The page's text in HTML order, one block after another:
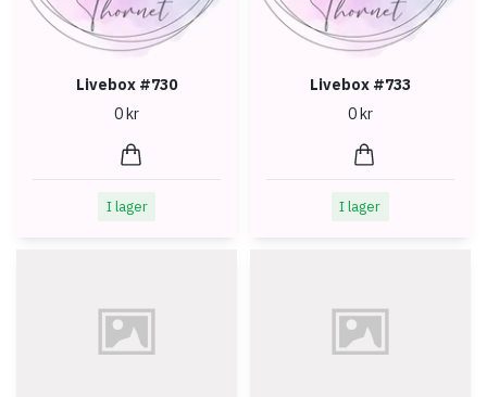
Livebox #730
0 kr
I lager
Livebox #733
0 kr
I lager